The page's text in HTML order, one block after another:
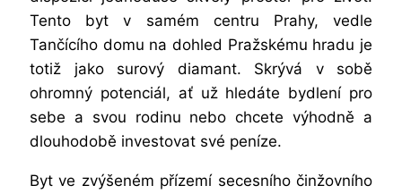
Tento byt v samém centru Prahy, vedle
Tančícího domu na dohled Pražskému hradu je
totiž jako surový diamant. Skrývá v sobě
ohromný potenciál, ať už hledáte bydlení pro
sebe a svou rodinu nebo chcete výhodně a
dlouhodobě investovat své peníze.
Byt ve zvýšeném přízemí secesního činžovního